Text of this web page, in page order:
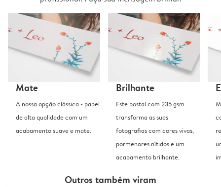
Mate
A nossa opção clássica - papel
de alta qualidade com um
acabamento suave e mate.
Brilhante
Este postal com 235 gsm
transforma as suas
fotografias com cores vivas,
pormenores nítidos e um
acabamento brilhante.
Outros também viram